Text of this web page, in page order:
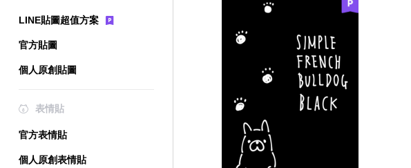
LINE貼圖超值方案
官方貼圖
個人原創貼圖
表情貼
官方表情貼
個人原創表情貼